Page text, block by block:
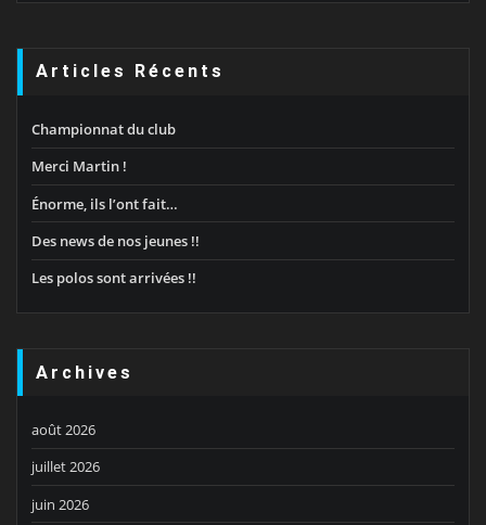
Articles Récents
Championnat du club
Merci Martin !
Énorme, ils l’ont fait…
Des news de nos jeunes !!
Les polos sont arrivées !!
Archives
août 2026
juillet 2026
juin 2026